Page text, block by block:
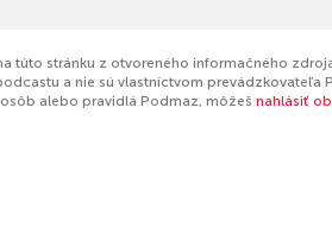
túto stránku z otvoreného informačného
a nie sú vlastníctvom
alebo pravidlá Podmaz, môžeš nahlásiť